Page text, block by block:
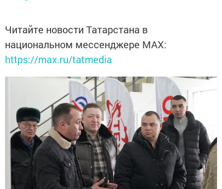
Читайте новости Татарстана в
национальном мессенджере MАХ:
https://max.ru/tatmedia